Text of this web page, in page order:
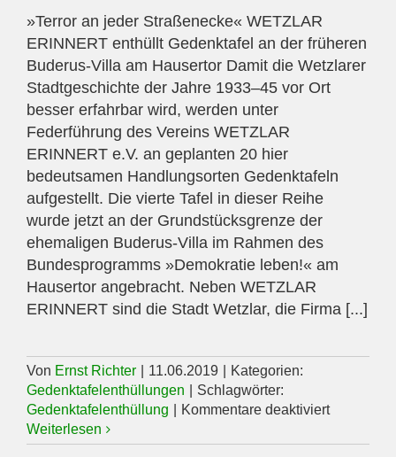
»Terror an jeder Straßenecke« WETZLAR
ERINNERT enthüllt Gedenktafel an der früheren
Buderus-Villa am Hausertor Damit die Wetzlarer
Stadtgeschichte der Jahre 1933–45 vor Ort
besser erfahrbar wird, werden unter
Federführung des Vereins WETZLAR
ERINNERT e.V. an geplanten 20 hier
bedeutsamen Handlungsorten Gedenktafeln
aufgestellt. Die vierte Tafel in dieser Reihe
wurde jetzt an der Grundstücksgrenze der
ehemaligen Buderus-Villa im Rahmen des
Bundesprogramms »Demokratie leben!« am
Hausertor angebracht. Neben WETZLAR
ERINNERT sind die Stadt Wetzlar, die Firma [...]
Von Ernst Richter 11.06.2019
Kategorien:
Gedenktafelenthüllungen
Schlagwörter:
Gedenktafelenthüllung
Kommentare deaktiviertfür
am
Weiterlesen